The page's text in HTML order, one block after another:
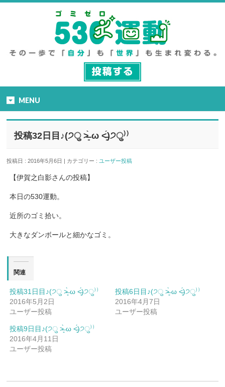
MENU
投稿32日目♪(੭ु ˃̶͈̀ ω ˂̶͈́)੭ु⁾⁾
投稿日 : 2016年5月6日 | カテゴリー :ユーザー投稿
【伊賀之白影さんの投稿】
本日の530運動。
近所のゴミ拾い。
大きなダンボールと細かなゴミ。
関連
投稿31日目♪(੭ु ˃̶͈̀ ω ˂̶͈́)੭ु⁾⁾
2016年5月2日
ユーザー投稿
投稿6日目♪(੭ु ˃̶͈̀ ω ˂̶͈́)੭ु⁾⁾
2016年4月7日
ユーザー投稿
投稿9日目♪(੭ु ˃̶͈̀ ω ˂̶͈́)੭ु⁾⁾
2016年4月11日
ユーザー投稿